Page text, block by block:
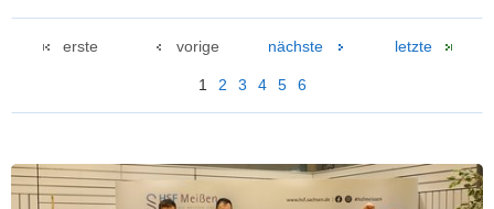
erste vorige
1 2 3 4 5 6
nächste letzte